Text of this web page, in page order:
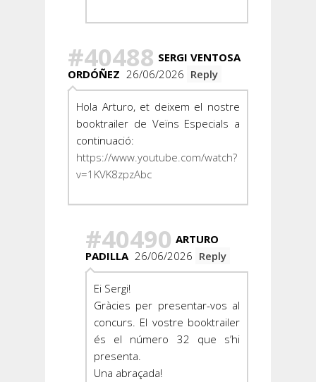
#40488 SERGI VENTOSA
ORDÓÑEZ 26/06/2026 Reply
Hola Arturo, et deixem el nostre
booktrailer de Veïns Especials a
continuació:
https://www.youtube.com/watch?
v=1KVK8zpzAbc
#40490 ARTURO
PADILLA 26/06/2026 Reply
Ei Sergi!
Gràcies per presentar-vos al
concurs. El vostre booktrailer
és el número 32 que s’hi
presenta.
Una abraçada!